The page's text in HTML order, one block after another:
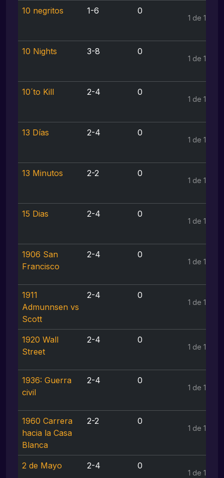
10 negritos 1-6 0
1 de 1
10 Nights 3-8 0
1 de 1
10´to Kill 2-4 0
1 de 1
13 Días 2-4 0
1 de 1
13 Minutos 2-2 0
1 de 1
15 Dias 2-4 0
1 de 1
1906 San
Francisco
2-4 0
1 de 1
1911
Admunnsen vs
Scott
2-4 0
1 de 1
1920 Wall
Street
2-4 0
1 de 1
1936: Guerra
civil
2-4 0
1 de 1
1960 Carrera
hacia la Casa
Blanca
2-2 0
1 de 1
2 de Mayo 2-4 0
1 de 1